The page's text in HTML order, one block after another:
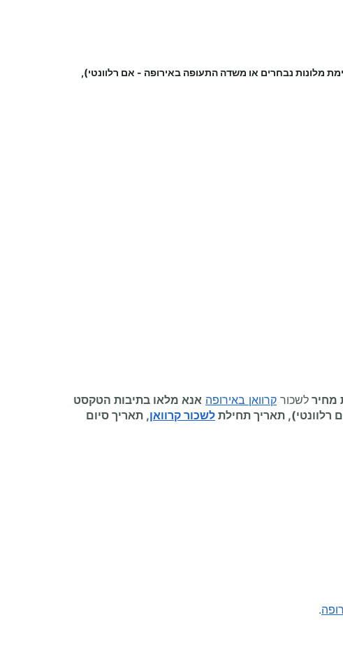
מלונות נבחרים או משדה התעופה באירופה - אם רלוונטי),
מחיר לשכור קרוואן באירופה אנא מלאו בתיבות הטקסט
רלוונטי), תאריך תחילת לשכור קרוואן, תאריך סיום
.